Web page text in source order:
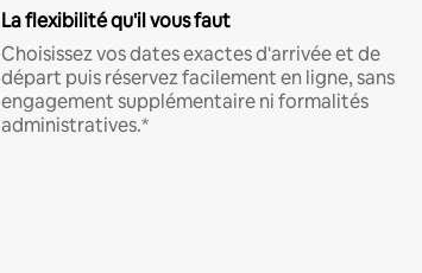
La flexibilité qu'il vous faut
Choisissez vos dates exactes d'arrivée et de
départ puis réservez facilement en ligne, sans
engagement supplémentaire ni formalités
administratives.*